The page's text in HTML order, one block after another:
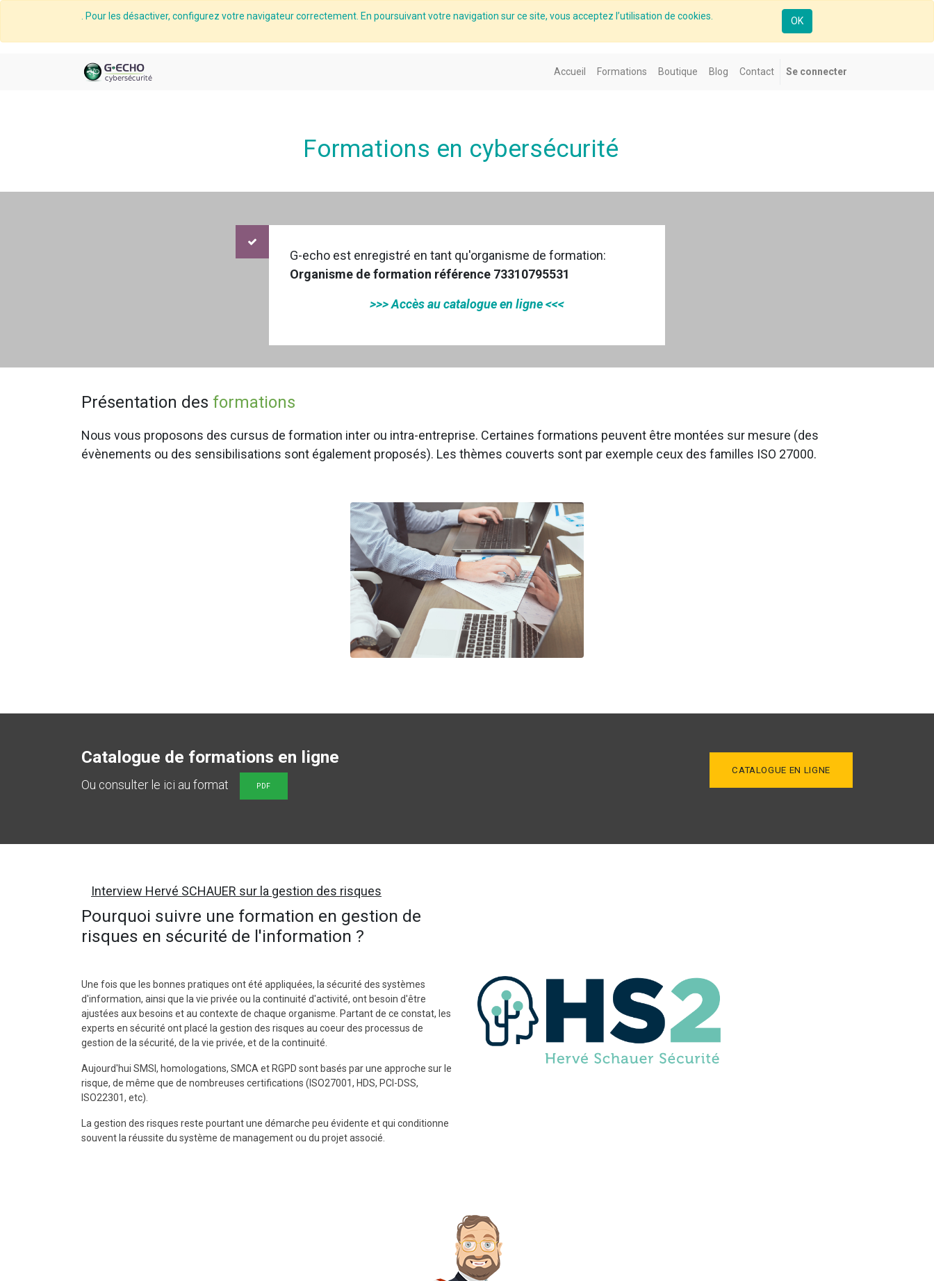
. Pour les désactiver, configurez votre navigateur correctement. En poursuivant votre navigation sur ce site, vous acceptez l’utilisation de cookies. OK
Accueil Formations Boutique Blog Contact Se connecter
Formations en cybersécurité
G-echo est enregistré en tant qu'organisme de formation:
Organisme de formation référence 73310795531
>>> Accès au catalogue en ligne <<<
Présentation des formations
Nous vous proposons des cursus de formation inter ou intra-entreprise. Certaines formations peuvent être montées sur mesure (des
évènements ou des sensibilisations sont également proposés). Les thèmes couverts sont par exemple ceux des familles ISO 27000.
Catalogue de formations en ligne
Ou consulter le ici au format PDF
CATALOGUE EN LIGNE
Interview Hervé SCHAUER sur la gestion des risques
Pourquoi suivre une formation en gestion de
risques en sécurité de l'information ?
Une fois que les bonnes pratiques ont été appliquées, la sécurité des systèmes
d'information, ainsi que la vie privée ou la continuité d'activité, ont besoin d'être
ajustées aux besoins et au contexte de chaque organisme. Partant de ce constat, les
experts en sécurité ont placé la gestion des risques au coeur des processus de
gestion de la sécurité, de la vie privée, et de la continuité.
Aujourd'hui SMSI, homologations, SMCA et RGPD sont basés par une approche sur le
risque, de même que de nombreuses certifications (ISO27001, HDS, PCI-DSS,
ISO22301, etc).
La gestion des risques reste pourtant une démarche peu évidente et qui conditionne
souvent la réussite du système de management ou du projet associé.